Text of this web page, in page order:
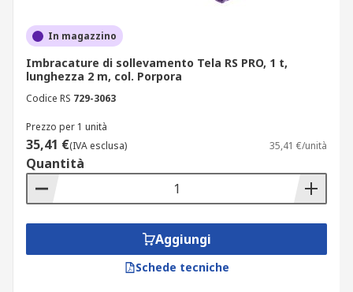
In magazzino
Imbracature di sollevamento Tela RS PRO, 1 t,
lunghezza 2 m, col. Porpora
Codice RS 729-3063
Prezzo per 1 unità
35,41 €(IVA esclusa) 35,41 €/unità
Quantità
Aggiungi
Schede tecniche